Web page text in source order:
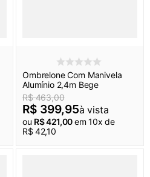
Ombrelone Com Manivela
Alumínio 2,4m Bege
R$ 463,00
R$ 399,95à vista
ou R$421,00em10x de
R$ 42,10